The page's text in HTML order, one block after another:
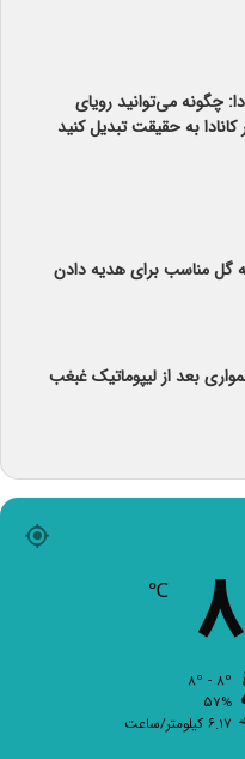
چگونه می‌توانید رویای
کانادا به حقیقت تبدیل کنید
گل مناسب برای هدیه دادن
بعد از لیپوماتیک غبغب
۸
۵۷%
۶.۱۷ کیلومتر/ساعت